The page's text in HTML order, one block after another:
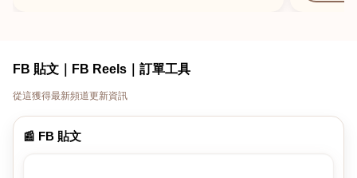
FB 貼文｜FB Reels｜訂單工具
從這獲得最新頻道更新資訊
📰 FB 貼文